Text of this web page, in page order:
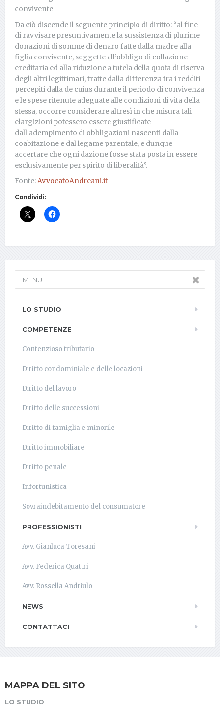
convivente
Da ciò discende il seguente principio di diritto: “al fine
di ravvisare presuntivamente la sussistenza di plurime
donazioni di somme di denaro fatte dalla madre alla
figlia convivente, soggette all’obbligo di collazione
ereditaria ed alla riduzione a tutela della quota di riserva
degli altri legittimari, tratte dalla differenza tra i redditi
percepiti dalla de cuius durante il periodo di convivenza
e le spese ritenute adeguate alle condizioni di vita della
stessa, occorre considerare altresì in che misura tali
elargizioni potessero essere giustificate
dall’adempimento di obbligazioni nascenti dalla
coabitazione e dal legame parentale, e dunque
accertare che ogni dazione fosse stata posta in essere
esclusivamente per spirito di liberalità”.
Fonte: AvvocatoAndreani.it
Condividi:
MENU
LO STUDIO
COMPETENZE
Contenzioso tributario
Diritto condominiale e delle locazioni
Diritto del lavoro
Diritto delle successioni
Diritto di famiglia e minorile
Diritto immobiliare
Diritto penale
Infortunistica
Sovraindebitamento del consumatore
PROFESSIONISTI
Avv. Gianluca Toresani
Avv. Federica Quattri
Avv. Rossella Andriulo
NEWS
CONTATTACI
MAPPA DEL SITO
LO STUDIO